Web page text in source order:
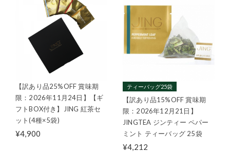
【訳あり品25%OFF 賞味期
限：2026年11月24日】【ギ
フトBOX付き】JING 紅茶セ
ット(4種×5袋)
¥4,900
ティーバッグ25袋
【訳あり品15%OFF 賞味期
限：2026年12月21日】
JINGTEA ジンティー ペパー
ミント ティーバッグ 25袋
¥4,212